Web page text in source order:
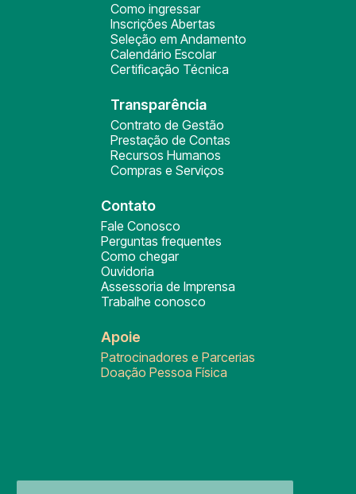
Como ingressar
Inscrições Abertas
Seleção em Andamento
Calendário Escolar
Certificação Técnica
Transparência
Contrato de Gestão
Prestação de Contas
Recursos Humanos
Compras e Serviços
Contato
Fale Conosco
Perguntas frequentes
Como chegar
Ouvidoria
Assessoria de Imprensa
Trabalhe conosco
Apoie
Patrocinadores e Parcerias
Doação Pessoa Física